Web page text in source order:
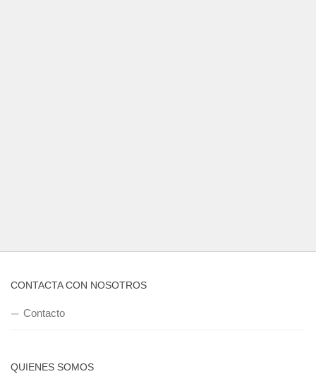
CONTACTA CON NOSOTROS
Contacto
QUIENES SOMOS